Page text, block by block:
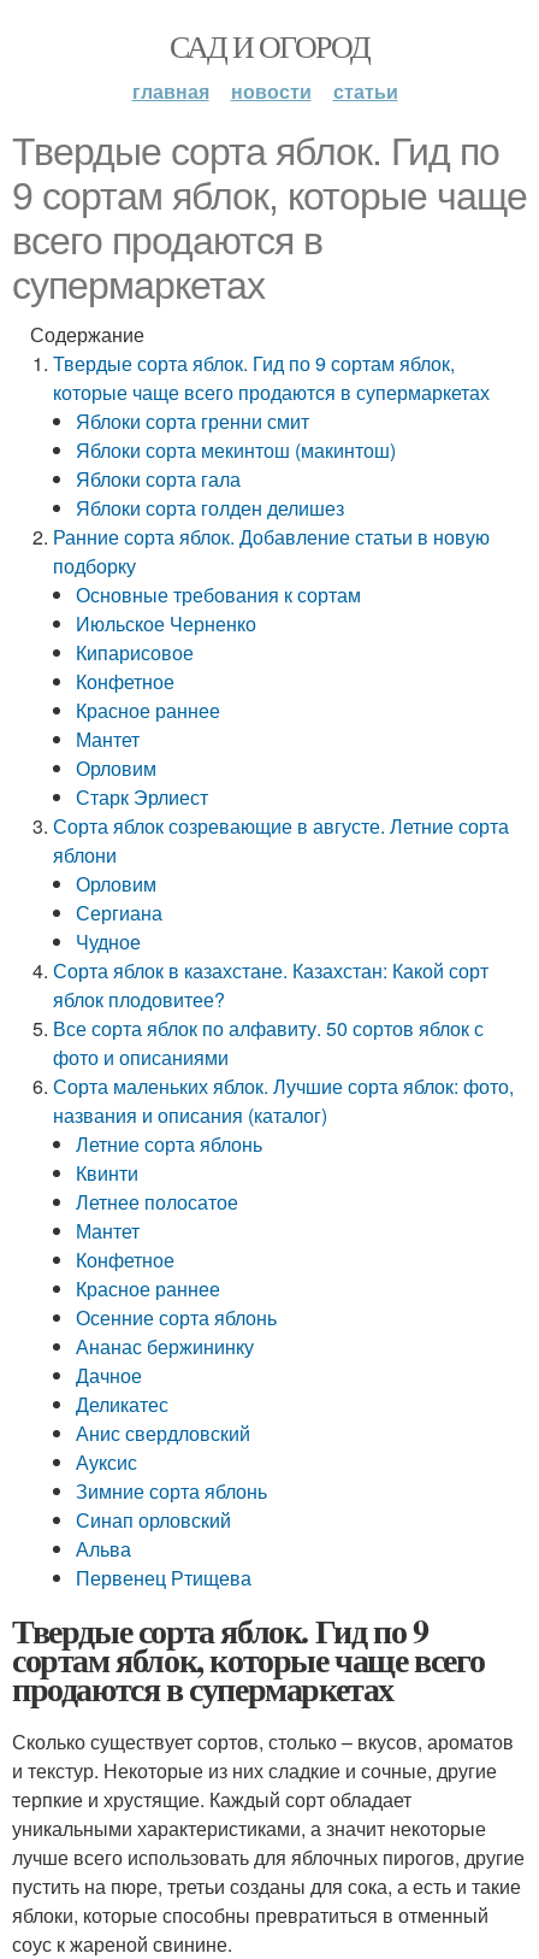
САД И ОГОРОД
главная новости статьи
Твердые сорта яблок. Гид по
9 сортам яблок, которые чаще
всего продаются в
супермаркетах
Содержание
Твердые сорта яблок. Гид по 9 сортам яблок,
которые чаще всего продаются в супермаркетах
Яблоки сорта гренни смит
Яблоки сорта мекинтош (макинтош)
Яблоки сорта гала
Яблоки сорта голден делишез
Ранние сорта яблок. Добавление статьи в новую
подборку
Основные требования к сортам
Июльское Черненко
Кипарисовое
Конфетное
Красное раннее
Мантет
Орловим
Старк Эрлиест
Сорта яблок созревающие в августе. Летние сорта
яблони
Орловим
Сергиана
Чудное
Сорта яблок в казахстане. Казахстан: Какой сорт
яблок плодовитее?
Все сорта яблок по алфавиту. 50 сортов яблок с
фото и описаниями
Сорта маленьких яблок. Лучшие сорта яблок: фото,
названия и описания (каталог)
Летние сорта яблонь
Квинти
Летнее полосатое
Мантет
Конфетное
Красное раннее
Осенние сорта яблонь
Ананас бержининку
Дачное
Деликатес
Анис свердловский
Ауксис
Зимние сорта яблонь
Синап орловский
Альва
Первенец Ртищева
Твердые сорта яблок. Гид по 9
сортам яблок, которые чаще всего
продаются в супермаркетах
Сколько существует сортов, столько – вкусов, ароматов
и текстур. Некоторые из них сладкие и сочные, другие
терпкие и хрустящие. Каждый сорт обладает
уникальными характеристиками, а значит некоторые
лучше всего использовать для яблочных пирогов, другие
пустить на пюре, третьи созданы для сока, а есть и такие
яблоки, которые способны превратиться в отменный
соус к жареной свинине.